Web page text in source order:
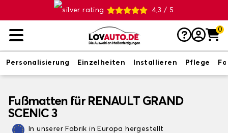
4,3 / 5
0
Personalisierung Einzelheiten Installieren Pflege
Fußmatten für RENAULT GRAND
SCENIC 3
In unserer Fabrik in Europa hergestellt